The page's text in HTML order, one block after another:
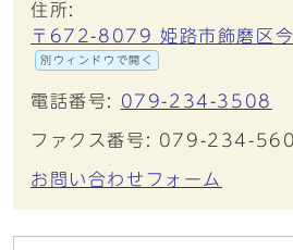
住所:
〒672-8079 姫路市飾磨区
別ウィンドウで開く
電話番号: 079-234-3508
ファクス番号: 079-234-
お問い合わせフォーム